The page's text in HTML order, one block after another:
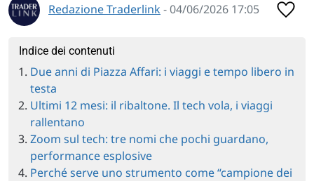
Redazione Traderlink - 04/06/2026 17:05
Indice dei contenuti
Due anni di Piazza Affari: i viaggi e tempo libero in
testa
Ultimi 12 mesi: il ribaltone. Il tech vola, i viaggi
rallentano
Zoom sul tech: tre nomi che pochi guardano,
performance esplosive
Perché serve uno strumento come “campione dei